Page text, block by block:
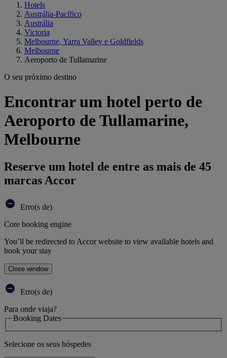
Hotels
Austrália-Pacífico
Austrália
Victoria
Melbourne, Yarra Valley e Goldfields
Melbourne
Aeroporto de Tullamarine
O seu próximo destino
Encontrar um hotel perto de
Aeroporto de Tullamarine,
Melbourne
Reserve um hotel de entre as mais de 45
marcas Accor
Erro(s de)
Core booking engine
You’ll be redirected to Accor website to view available hotels and
book your stay
Close window
Erro(s de)
Para onde viaja?
Booking Dates
Selecione os seus hóspedes